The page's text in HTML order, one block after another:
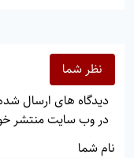
نظر شما
دیدگاه های ارسال
در وب سایت منتشر
نام شما